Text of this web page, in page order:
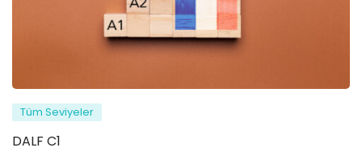
Tüm Seviyeler
DALF C1